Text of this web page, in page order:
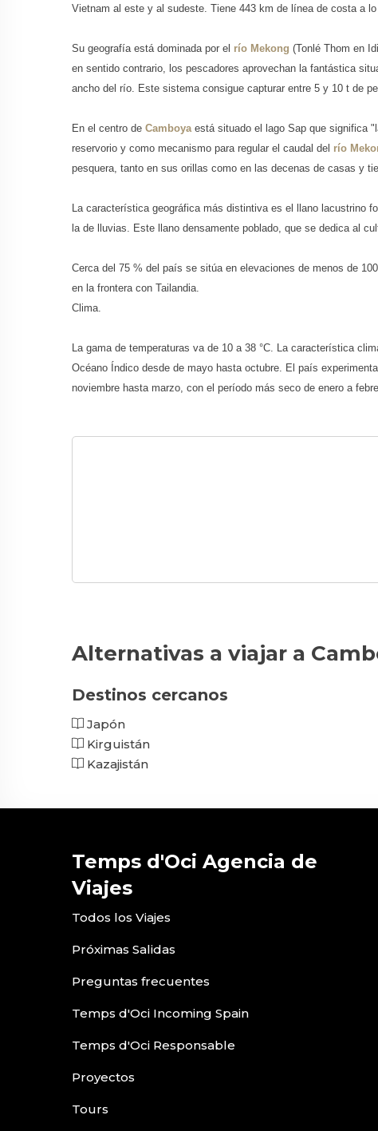
Vietnam al este y al sudeste. Tiene 443 km de línea de costa a lo
Su geografía está dominada por el río Mekong (Tonlé Thom en
en sentido contrario, los pescadores aprovechan la fantástica
ancho del río. Este sistema consigue capturar entre 5 y 10 t de
En el centro de Camboya está situado el lago Sap que significa
reservorio y como mecanismo para regular el caudal del río
pesquera, tanto en sus orillas como en las decenas de casas y
La característica geográfica más distintiva es el llano lacustrino
la de lluvias. Este llano densamente poblado, que se dedica al
Cerca del 75 % del país se sitúa en elevaciones de menos de
en la frontera con Tailandia.
Clima.
La gama de temperaturas va de 10 a 38 °C. La característica
Océano Índico desde de mayo hasta octubre. El país
noviembre hasta marzo, con el período más seco de enero a
Alternativas a viajar a
Destinos cercanos
Japón
Kirguistán
Kazajistán
Temps d'Oci Agencia de
Viajes
Todos los Viajes
Próximas Salidas
Preguntas frecuentes
Temps d'Oci Incoming Spain
Temps d'Oci Responsable
Proyectos
Tours